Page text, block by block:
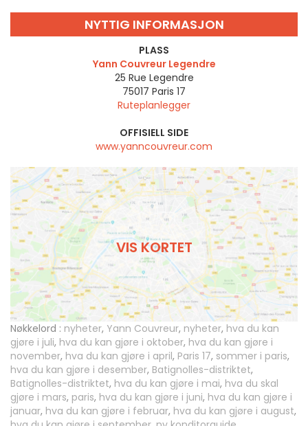
NYTTIG INFORMASJON
PLASS
Yann Couvreur Legendre
25 Rue Legendre
75017 Paris 17
Ruteplanlegger
OFFISIELL SIDE
www.yanncouvreur.com
VIS KORTET
Nøkkelord : nyheter, Yann Couvreur, nyheter, hva du kan
gjøre i juli, hva du kan gjøre i oktober, hva du kan gjøre i
november, hva du kan gjøre i april, Paris 17, sommer i paris,
hva du kan gjøre i desember, Batignolles-distriktet,
Batignolles-distriktet, hva du kan gjøre i mai, hva du skal
gjøre i mars, paris, hva du kan gjøre i juni, hva du kan gjøre i
januar, hva du kan gjøre i februar, hva du kan gjøre i august,